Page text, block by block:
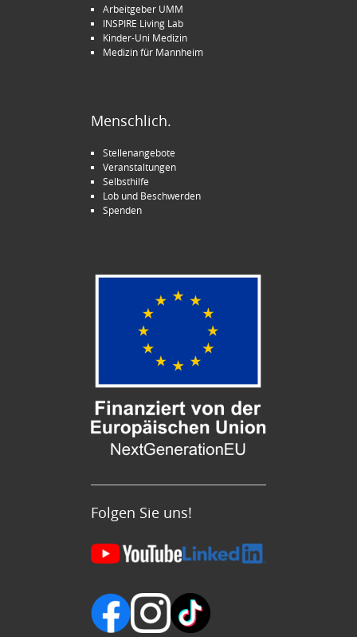
Arbeitgeber UMM
INSPIRE Living Lab
Kinder-Uni Medizin
Medizin für Mannheim
Menschlich.
Stellenangebote
Veranstaltungen
Selbsthilfe
Lob und Beschwerden
Spenden
Folgen Sie uns!